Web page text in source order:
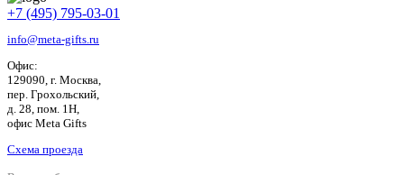
+7 (495) 795-03-01
info@meta-gifts.ru
Офис:
129090, г. Москва,
пер. Грохольский,
д. 28, пом. 1Н,
офис Meta Gifts
Схема проезда